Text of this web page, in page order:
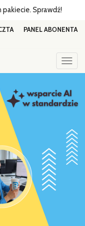
Sprawdź!
PANEL ABONENTA